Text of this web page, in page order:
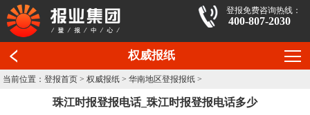
登报免费咨询热线：
400-807-2030
权威报纸
当前位置：登报首页 >权威报纸 >华南地区登报报纸 >
珠江时报登报电话_珠江时报登报电话多少